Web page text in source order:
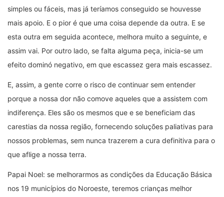
simples ou fáceis, mas já teríamos conseguido se houvesse
mais apoio. E o pior é que uma coisa depende da outra. E se
esta outra em seguida acontece, melhora muito a seguinte, e
assim vai. Por outro lado, se falta alguma peça, inicia-se um
efeito dominó negativo, em que escassez gera mais escassez.
E, assim, a gente corre o risco de continuar sem entender
porque a nossa dor não comove aqueles que a assistem com
indiferença. Eles são os mesmos que e se beneficiam das
carestias da nossa região, fornecendo soluções paliativas para
nossos problemas, sem nunca trazerem a cura definitiva para o
que aflige a nossa terra.
Papai Noel: se melhorarmos as condições da Educação Básica
nos 19 municípios do Noroeste, teremos crianças melhor